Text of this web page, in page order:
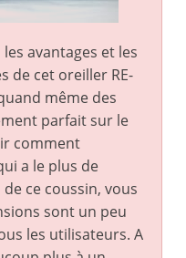
avantages et les
de cet oreiller RE-
même des
parfait sur le
comment
a le plus de
ce coussin, vous
sont un peu
les utilisateurs. A